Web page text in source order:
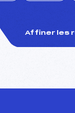
Affiner les